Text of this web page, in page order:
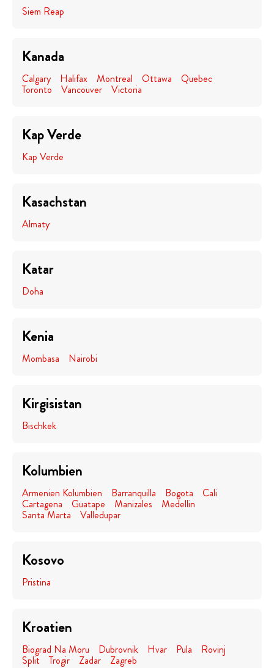
Siem Reap
Kanada
Calgary Halifax Montreal Ottawa Quebec
Toronto Vancouver Victoria
Kap Verde
Kap Verde
Kasachstan
Almaty
Katar
Doha
Kenia
Mombasa Nairobi
Kirgisistan
Bischkek
Kolumbien
Armenien Kolumbien Barranquilla Bogota Cali
Cartagena Guatape Manizales Medellin
Santa Marta Valledupar
Kosovo
Pristina
Kroatien
Biograd Na Moru Dubrovnik Hvar Pula Rovinj
Split Trogir Zadar Zagreb